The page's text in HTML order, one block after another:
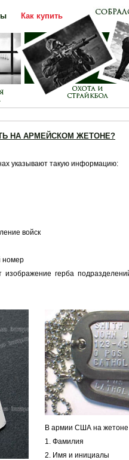
Как купить
Прайс-лист
Каталог
НА АРМЕЙСКОМ ЖЕТОНЕ?
указывают такую информацию:
войск
номер
герба
В армии США на жетоне
1. Фамилия
2. Имя и инициалы